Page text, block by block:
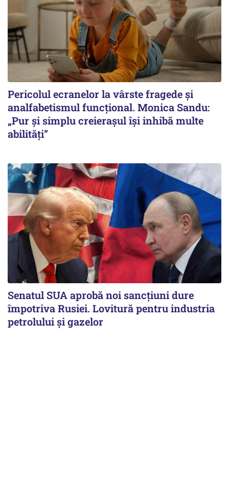
Pericolul ecranelor la vârste fragede și
analfabetismul funcțional. Monica Sandu:
„Pur și simplu creierașul își inhibă multe
abilități”
Senatul SUA aprobă noi sancțiuni dure
împotriva Rusiei. Lovitură pentru industria
petrolului și gazelor